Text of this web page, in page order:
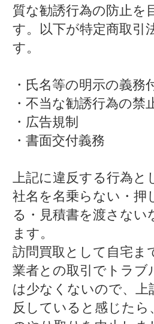
質な勧誘行為の防止を
す。以下が特定商取引
す。
・氏名等の明示の義務
・不当な勧誘行為の禁
・広告規制
・書面交付義務
上記に違反する行為
社名を名乗らない・押
る・見積書を渡さない
ます。
訪問買取として自宅ま
業者との取引でトラブ
は少なくないので、上
反していると感じたら